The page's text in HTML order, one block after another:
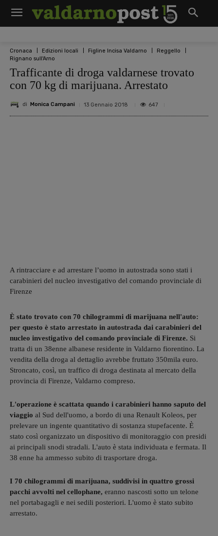
Cronaca Edizioni locali Figline Incisa Valdarno
Reggello
Rignano sull'Arno
Trafficante di droga valdarnese trovato
con 70 kg di marijuana. Arrestato
di Monica Campani 13 Gennaio 2018 647
A rintracciare e ad arrestare l’uomo in autostrada sono stati i
carabinieri del nucleo investigativo del comando provinciale di
Firenze
È stato trovato con 70 chilogrammi di marijuana nell'auto:
per questo è stato arrestato in autostrada dai carabinieri del
nucleo investigativo del comando provinciale di Firenze. Si
tratta di un 38enne albanese residente in Valdarno fiorentino. La
vendita della droga al dettaglio avrebbe fruttato 350mila euro.
Stroncato, così, un traffico di droga destinata al mercato della
provincia di Firenze, Valdarno compreso.
L'operazione è scattata quando i carabinieri hanno saputo del
viaggio al Sud dell'uomo, a bordo di una Renault Koleos, per
prelevare un ingente quantitativo di sostanza stupefacente. È
stato così organizzato un dispositivo di monitoraggio con presidi
ai principali snodi stradali. L'auto è stata individuata e fermata. Il
38 enne ha ammesso subito di trasportare droga.
I 70 chilogrammi di marijuana, suddivisi in quattro grossi
pacchi avvolti nel cellophane, eranno nascosti sotto un telone
nel portabagagli e nei sedili posteriori. L'uomo è stato subito
arrestato.